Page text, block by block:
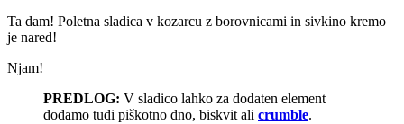
Ta dam! Poletna sladica v kozarcu z borovnicami in sivkino kremo
je nared!
Njam!
PREDLOG: V sladico lahko za dodaten element
dodamo tudi piškotno dno, biskvit ali crumble.